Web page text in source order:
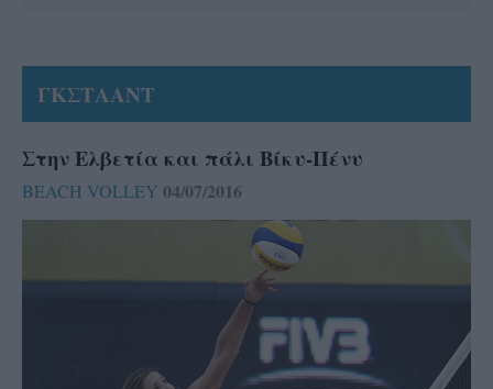
ΓΚΣΤΑΑΝΤ
Στην Ελβετία και πάλι Βίκυ-Πένυ
BEACH VOLLEY 04/07/2016